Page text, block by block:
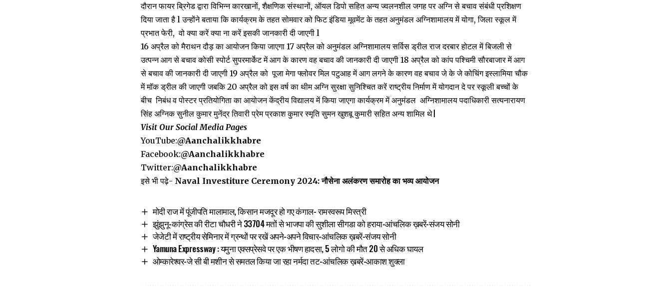
दौरान फायर ब्रिगेड द्वारा विभिन्न कारखानों, शैक्षणिक संस्थानों, ऑयल डिपो सहित अन्य ज्वलनशील जगह पर अग्नि से बचाव संबंधी प्रशिक्षण
दिया जाता है l उन्होंने बताया कि कार्यक्रम के तहत सोमवार को फिट इंडिया मूवमेंट के तहत अनुमंडल अग्निशामालय में योगा, जिला स्कूल में
प्रभात फेरी, वो क्या करें क्या ना करें इसकी जानकारी दी जाएगी l
16 अप्रैल को मैराथन दौड़ का आयोजन किया जाएगा 17 अप्रैल को अनुमंडल अग्निशामालय सर्विस ड्रील राज दरबार होटल में बिजली से
उत्पन्न आग से बचाव कोसी स्पोर्ट सुपरमार्केट में आग के कारण वह बचाव की जानकारी दी जाएगी 18 अप्रैल को कांप पश्चिमी सौरबाजार में आग
से बचाव की जानकारी दी जाएगी 19 अप्रैल को पूजा मेगा फ्लोवर मिल पटुआह में आग लगने के कारण वह बचाव जे के जे कोचिंग इस्लामिया चौक
में मॉक ड्रील की जाएगी जबकि 20 अप्रैल को इस वर्ष का थीम अग्नि सुरक्षा सुनिश्चित करें राष्ट्रीय निर्माण में योगदान दे पर स्कूली बच्चों के
बीच निबंध व पोस्टर प्रतियोगिता का आयोजन केंद्रीय विद्यालय में किया जाएगा कार्यक्रम में अनुमंडल अग्निशामालय पदाधिकारी सत्यनारायण
सिंह अग्निक सुनील कुमार मुनेंद्र तिवारी प्रेम प्रकाश कुमार स्मृति सुमन खुशबू कुमारी सहित अन्य शामिल थे|
Visit Our Social Media Pages
YouTube:@Aanchalikkhabre
Facebook:@Aanchalikkhabre
Twitter:@Aanchalikkhabre
इसे भी पढ़े- Naval Investiture Ceremony 2024: नौसेना अलंकरण समारोह का भव्य आयोजन
मोदी राज में पूंजीपति मालामाल, किसान मजदूर हो गए कंगाल- रामस्वरूप मिस्त्री
झुंझुनू-कांग्रेस की रीटा चौधरी ने 33704 मतों से भाजपा की सुशीला सीगडा को हराया-आंचलिक ख़बरें-संजय सोनी
जेजेटी में राष्ट्रीय सेमिनार में ग्रन्थों पर रखें अपने-अपने विचार-आंचलिक ख़बरें-संजय सोनी
Yamuna Expressway : यमुना एक्सप्रेसवे पर एक भीषण हादसा, 5 लोगो की मौत 20 से अधिक घायल
ओम्कारेश्वर-जे सी बी मशीन से समतल किया जा रहा नर्मदा तट-आंचलिक ख़बरें-आकाश शुक्ला